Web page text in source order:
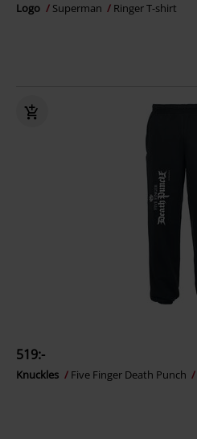
Logo Superman Ringer T-shirt
519:-
Knuckles Five Finger Death Punch